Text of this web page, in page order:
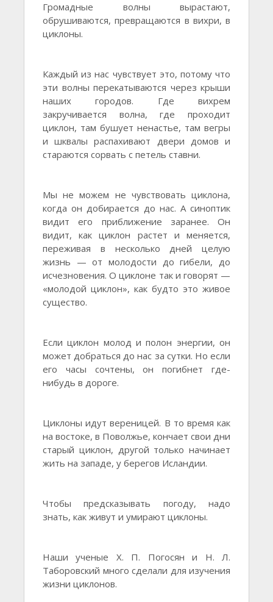
Громадные волны вырастают,
обрушиваются, превращаются в вихри, в
циклоны.
Каждый из нас чувствует это, потому что
эти волны перекатываются через крыши
наших городов. Где вихрем
закручивается волна, где проходит
циклон, там бушует ненастье, там вегры
и шквалы распахивают двери домов и
стараются сорвать с петель ставни.
Мы не можем не чувствовать циклона,
когда он добирается до нас. А синоптик
видит его приближение заранее. Он
видит, как циклон растет и меняется,
переживая в несколько дней целую
жизнь — от молодости до гибели, до
исчезновения. О циклоне так и говорят —
«молодой циклон», как будто это живое
существо.
Если циклон молод и полон энергии, он
может добраться до нас за сутки. Но если
его часы сочтены, он погибнет где-
нибудь в дороге.
Циклоны идут вереницей. В то время как
на востоке, в Поволжье, кончает свои дни
старый циклон, другой только начинает
жить на западе, у берегов Исландии.
Чтобы предсказывать погоду, надо
знать, как живут и умирают циклоны.
Наши ученые X. П. Погосян и Н. Л.
Таборовский много сделали для изучения
жизни циклонов.